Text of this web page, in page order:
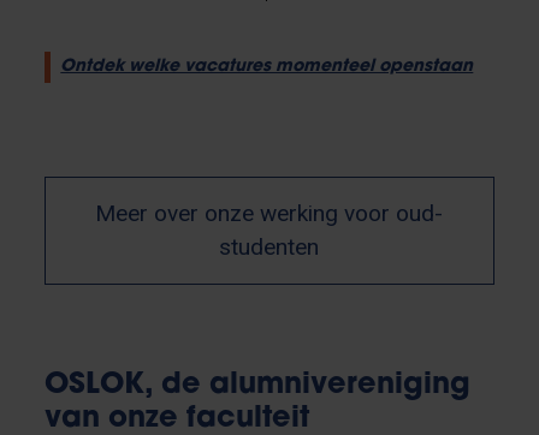
Ontdek welke vacatures momenteel openstaan
Meer over onze werking voor oud-
studenten
OSLOK, de alumnivereniging
van onze faculteit